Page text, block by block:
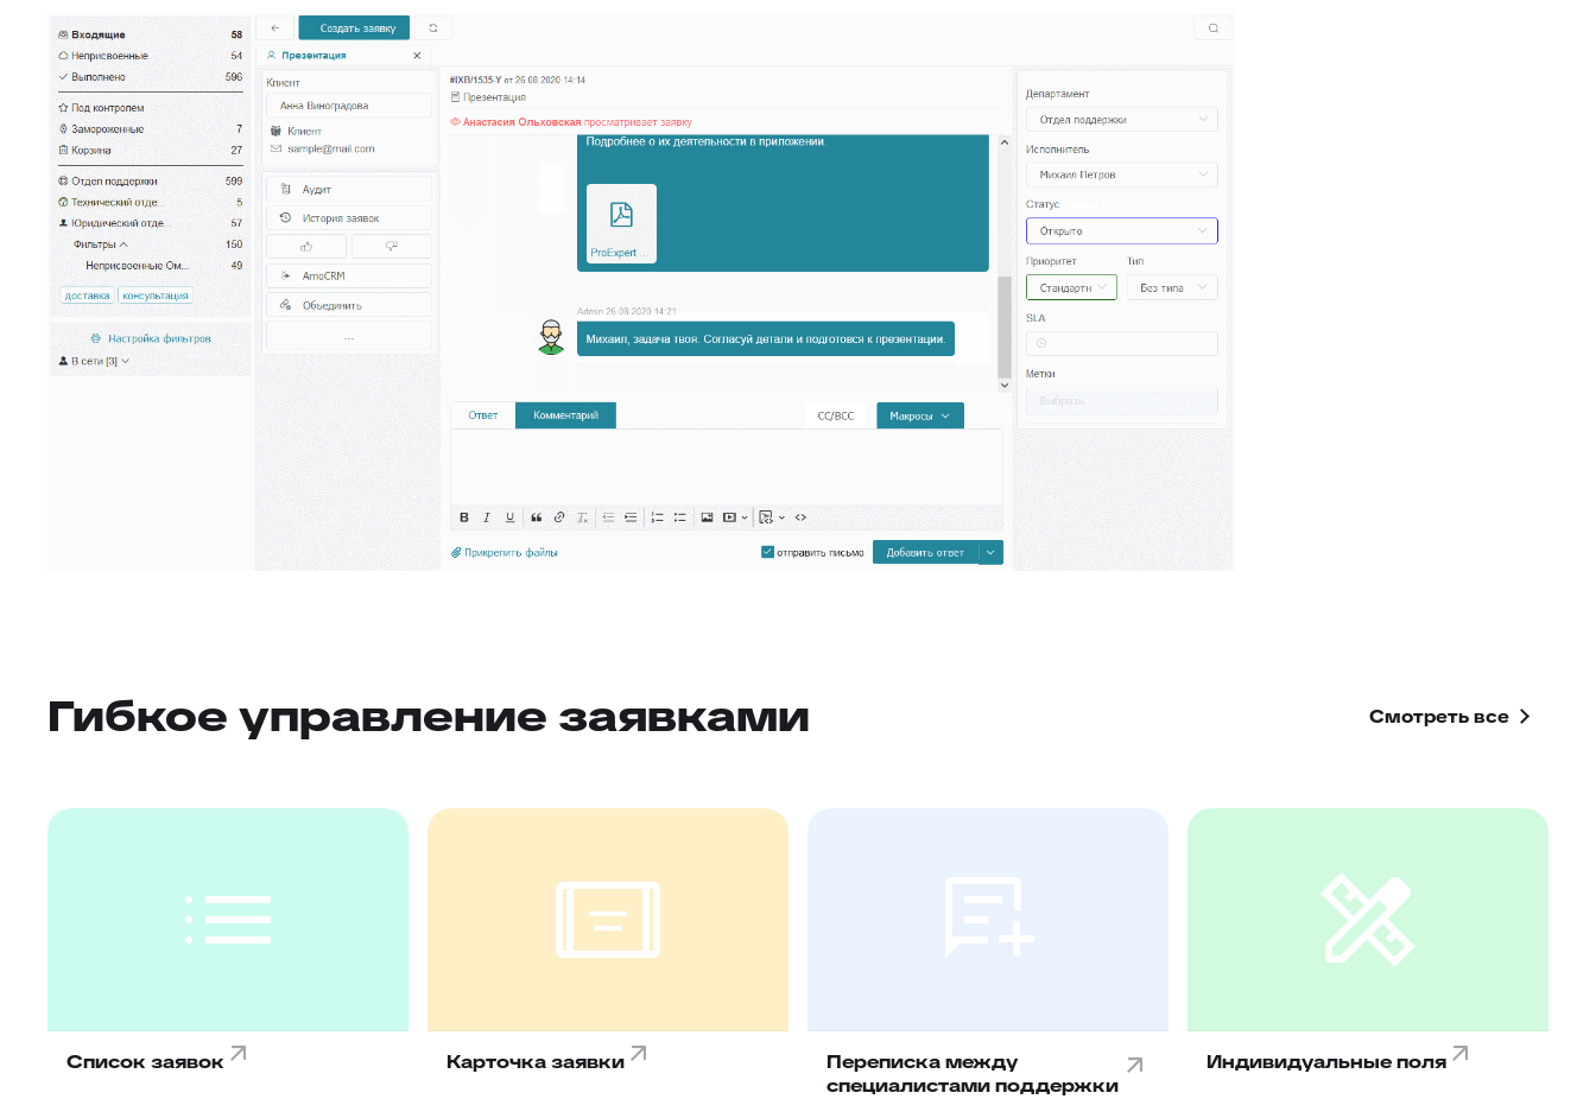
Гибкое управление заявками Смотреть все
Список заявок Карточка заявки
Переписка между
специалистами поддержки
Индивидуальные поля